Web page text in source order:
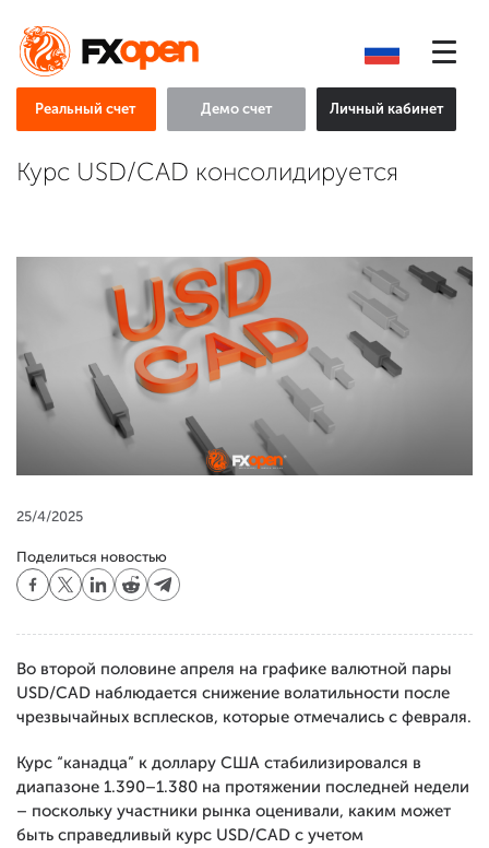
Реальный счет Демо счет Личный кабинет
Курс USD/CAD консолидируется
25/4/2025
Поделиться новостью
Во второй половине апреля на графике валютной пары
USD/CAD наблюдается снижение волатильности после
чрезвычайных всплесков, которые отмечались с февраля.
Курс “канадца” к доллару США стабилизировался в
диапазоне 1.390–1.380 на протяжении последней недели
– поскольку участники рынка оценивали, каким может
быть справедливый курс USD/CAD с учетом